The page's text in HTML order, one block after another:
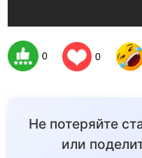
0 0
Не потеряйте
или